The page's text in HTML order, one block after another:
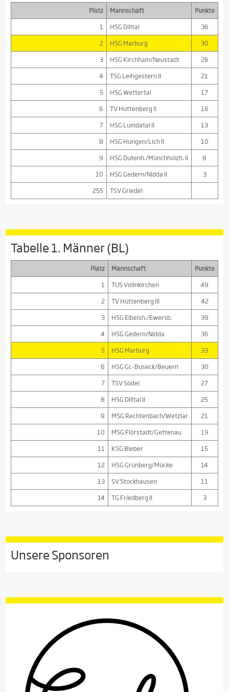
Platz Mannschaft
Punkte
1
HSG Dilltal
36
2
HSG Marburg
30
3
HSG Kirchhain/Neustadt
26
4
TSG Leihgestern II
21
5
HSG Wettertal
17
6
TV Hüttenberg II
16
7
HSG Lumdatal II
13
8
HSG Hungen/Lich II
10
9
HSG Dutenh./Münchholzh. II
8
10
HSG Gedern/Nidda II
3
255
TSV Griedel
Tabelle 1. Männer (BL)
Platz Mannschaft
Punkte
1
TUS Vollnkirchen
49
2
TV Hüttenberg III
42
3
HSG Eibelsh./Ewersb.
39
4
HSG Gedern/Nidda
36
5
HSG Marburg
33
6
HSG Gr.-Buseck/Beuern
30
7
TSV Södel
27
8
HSG Dilltal II
25
9
MSG Rechtenbach/Wetzlar
21
10
MSG Florstadt/Gettenau
19
11
KSG Bieber
15
12
HSG Grünberg/Mücke
14
13
SV Stockhausen
11
14
TG Friedberg II 3
Unsere Sponsoren